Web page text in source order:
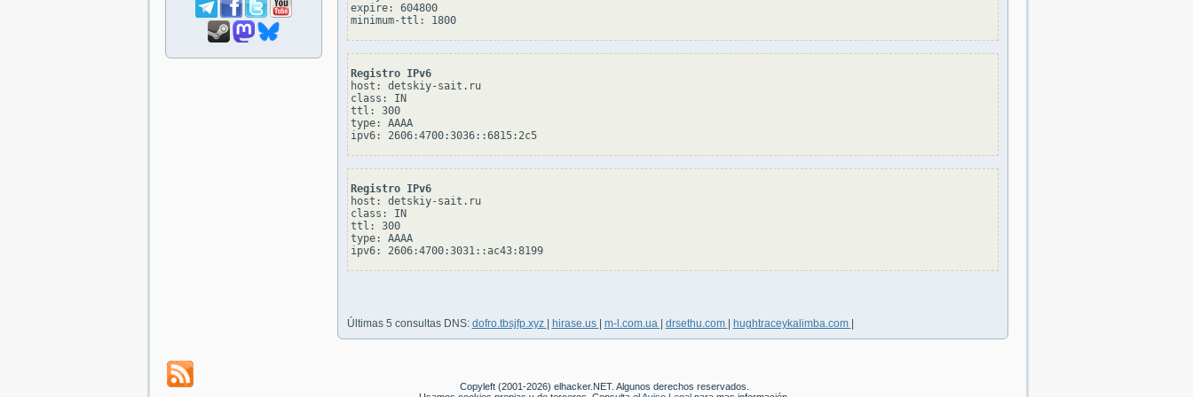
expire: 604800
minimum-ttl: 1800
Registro IPv6
host: detskiy-sait.ru
class: IN
ttl: 300
type: AAAA
ipv6: 2606:4700:3036::6815:2c5
Registro IPv6
host: detskiy-sait.ru
class: IN
ttl: 300
type: AAAA
ipv6: 2606:4700:3031::ac43:8199
Últimas 5 consultas DNS: dofro.tbsjfp.xyz hirase.us m-l.com.ua drsethu.com hughtraceykalimba.com
Copyleft (2001-2026) elhacker.NET. Algunos derechos reservados.